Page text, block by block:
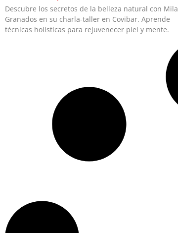
Descubre los secretos de la belleza natural con Mila
Granados en su charla-taller en Covibar. Aprende
técnicas holísticas para rejuvenecer piel y mente.